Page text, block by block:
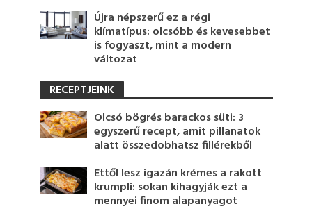
Újra népszerű ez a régi
klímatípus: olcsóbb és kevesebbet
is fogyaszt, mint a modern
változat
RECEPTJEINK
Olcsó bögrés barackos süti: 3
egyszerű recept, amit pillanatok
alatt összedobhatsz fillérekből
Ettől lesz igazán krémes a rakott
krumpli: sokan kihagyják ezt a
mennyei finom alapanyagot